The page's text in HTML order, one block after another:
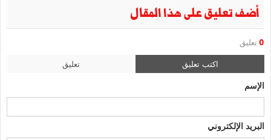
أضف تعليق على هذا المقال
0 تعليق
اكتب تعليق تعليق
الإسم
البريد الإلكتروني